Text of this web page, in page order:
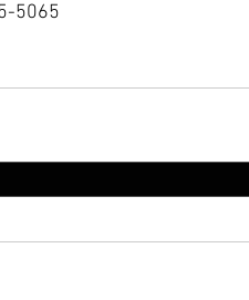
5065